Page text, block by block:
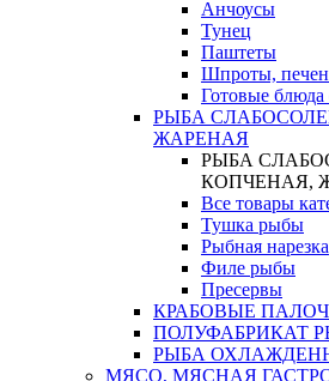
Анчоусы
Тунец
Паштеты
Шпроты,
Готовые
РЫБА
ЖАРЕНАЯ
РЫБА
КОПЧЕНАЯ,
Все товары
Тушка рыбы
Рыбная нарезка
Филе рыбы
Пресервы
КРАБОВЫЕ
ПОЛУФАБРИКАТ
РЫБА
МЯСО, МЯСНАЯ